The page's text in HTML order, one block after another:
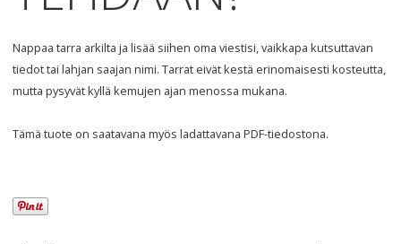
Nappaa tarra arkilta ja lisää siihen oma viestisi, vaikkapa kutsuttavan
tiedot tai lahjan saajan nimi. Tarrat eivät kestä erinomaisesti kosteutta,
mutta pysyvät kyllä kemujen ajan menossa mukana.
Tämä tuote on saatavana myös ladattavanaPDF-tiedostona.